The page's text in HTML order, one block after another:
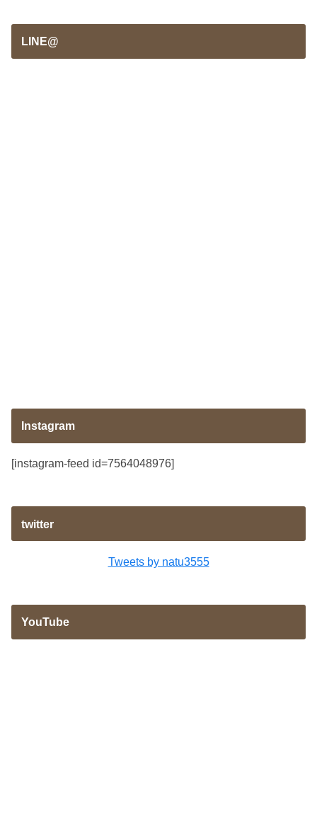
LINE@
Instagram
[instagram-feed id=7564048976]
twitter
Tweets by natu3555
YouTube